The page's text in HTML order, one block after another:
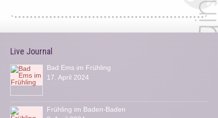
Live Journal
Bad Ems im Frühling
17. April 2024
Frühling im Baden-Baden